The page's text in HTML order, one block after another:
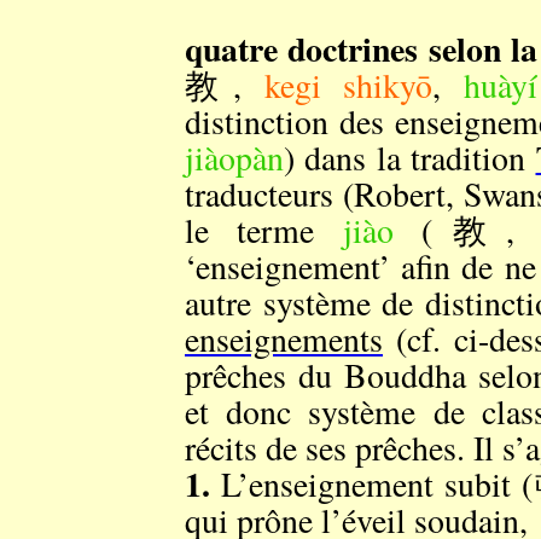
quatre doctrines selon
教, kegi shikyō,
distinction des
jiàopàn) dans la tradition
traducteurs (Robert,
le terme jiào (教
‘enseignement’ afin de
autre système de
enseignements (cf. ci-
prêches du Bouddha
et donc système de
récits de ses prêches. Il
1. L’enseignement
qui prône l’éveil soudain,